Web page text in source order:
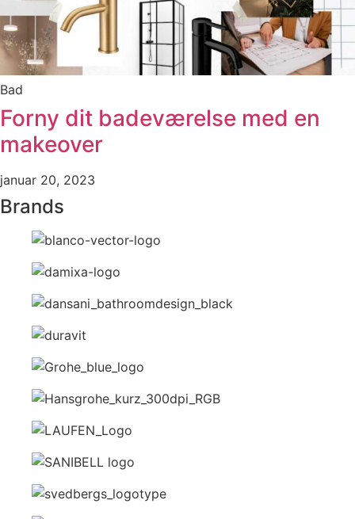
Bad
Forny dit badeværelse med en
makeover
januar 20, 2023
Brands